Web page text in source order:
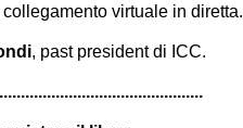
virtuale in diretta.
, past president di ICC.